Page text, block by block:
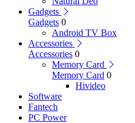
Gadgets
Gadgets 0
Android TV Box
Accessories
Accessories 0
Memory Card
Memory Card 0
Hivideo
Software
Fantech
PC Power